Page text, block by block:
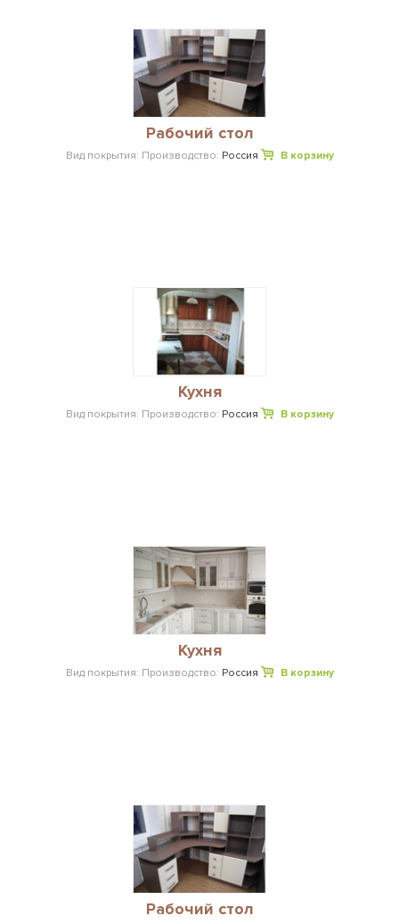
Рабочий стол
Вид покрытия: Производство: Россия В корзину
Кухня
Вид покрытия: Производство: Россия В корзину
Кухня
Вид покрытия: Производство: Россия В корзину
Рабочий стол